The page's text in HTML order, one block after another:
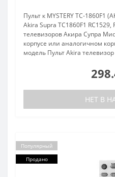
Пульт к MYSTERY TC-1860F1
Akira Supra TC1860F1 RC1529,
телевизоров Акира Супра
корпусе или аналогичном
модель Пульт Akira
НЕТ В
Популярный
Продано